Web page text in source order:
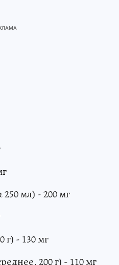
мл) - 200 мг
- 130 мг
200 г) - 110 мг